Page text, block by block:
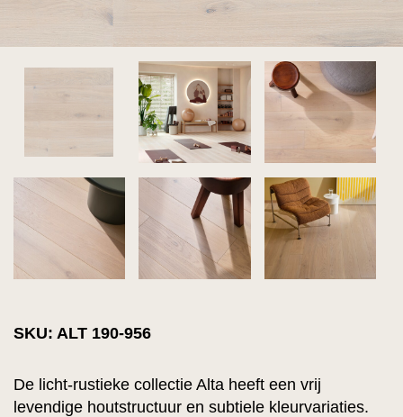
SKU: ALT 190-956
De licht-rustieke collectie Alta heeft een vrij
levendige houtstructuur en subtiele kleurvariaties.